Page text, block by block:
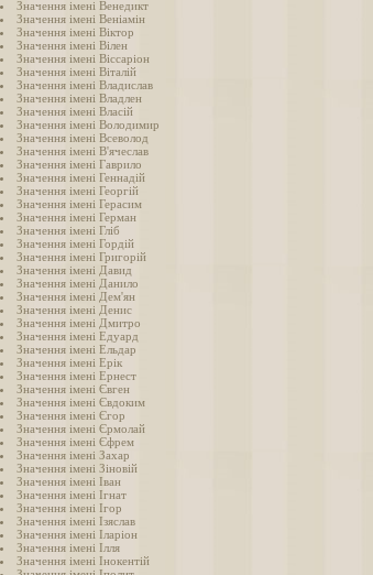
Значення імені Венедикт
Значення імені Веніамін
Значення імені Віктор
Значення імені Вілен
Значення імені Віссаріон
Значення імені Віталій
Значення імені Владислав
Значення імені Владлен
Значення імені Власій
Значення імені Володимир
Значення імені Всеволод
Значення імені В'ячеслав
Значення імені Гаврило
Значення імені Геннадій
Значення імені Георгій
Значення імені Герасим
Значення імені Герман
Значення імені Гліб
Значення імені Гордій
Значення імені Григорій
Значення імені Давид
Значення імені Данило
Значення імені Дем'ян
Значення імені Денис
Значення імені Дмитро
Значення імені Едуард
Значення імені Ельдар
Значення імені Ерік
Значення імені Ернест
Значення імені Євген
Значення імені Євдоким
Значення імені Єгор
Значення імені Єрмолай
Значення імені Єфрем
Значення імені Захар
Значення імені Зіновій
Значення імені Іван
Значення імені Ігнат
Значення імені Ігор
Значення імені Ізяслав
Значення імені Іларіон
Значення імені Ілля
Значення імені Інокентій